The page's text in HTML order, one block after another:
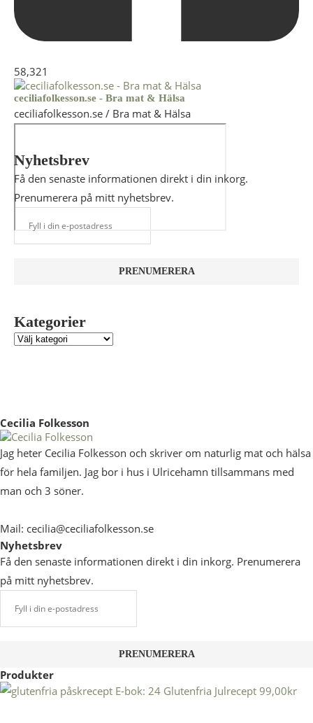
58,321
ceciliafolkesson.se - Bra mat & Hälsa
ceciliafolkesson.se / Bra mat & Hälsa
Nyhetsbrev
Få den senaste informationen direkt i din inkorg.
Prenumerera på mitt nyhetsbrev.
Kategorier
Cecilia Folkesson
Jag heter Cecilia Folkesson och skriver om naturlig mat och hälsa
för hela familjen. Jag bor i hus i Ulricehamn tillsammans med
man och 3 söner.
Mail: cecilia@ceciliafolkesson.se
Nyhetsbrev
Få den senaste informationen direkt i din inkorg. Prenumerera
på mitt nyhetsbrev.
Produkter
E-bok: 24 Glutenfria Julrecept 99,00kr